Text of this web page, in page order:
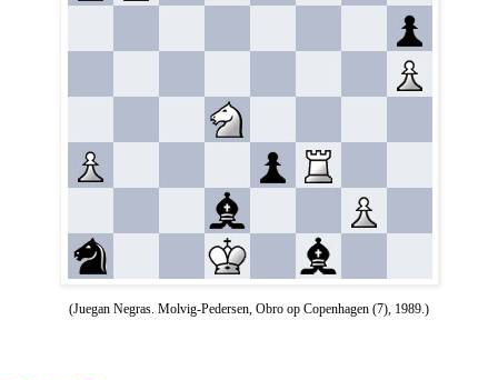
(Juegan Negras. Molvig-Pedersen, Obro op Copenhagen (7), 1989.)